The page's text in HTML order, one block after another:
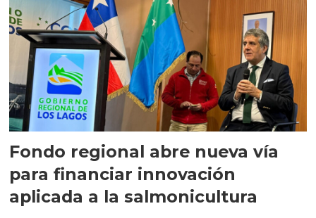
Fondo regional abre nueva vía
para financiar innovación
aplicada a la salmonicultura